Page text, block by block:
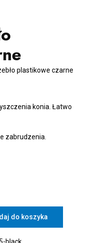
plastikowe czarne
konia. Łatwo
zabrudzenia.
do koszyka